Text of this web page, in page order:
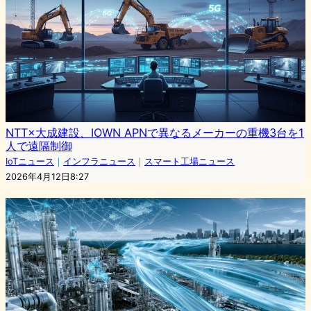
NTT×大成建設、IOWN APNで異なるメーカーの重機3台を1
人で遠隔制御
IoTニュース ｜ インフラニュース ｜ スマート工場ニュース
2026年4月12日8:27